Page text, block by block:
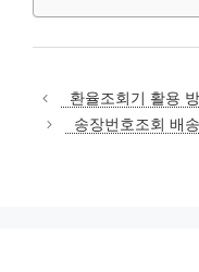
환율조회기 활용
송장번호조회 배